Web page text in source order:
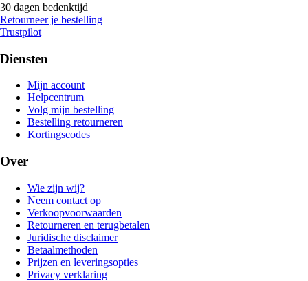
30 dagen bedenktijd
Retourneer je bestelling
Trustpilot
Diensten
Mijn account
Helpcentrum
Volg mijn bestelling
Bestelling retourneren
Kortingscodes
Over
Wie zijn wij?
Neem contact op
Verkoopvoorwaarden
Retourneren en terugbetalen
Juridische disclaimer
Betaalmethoden
Prijzen en leveringsopties
Privacy verklaring